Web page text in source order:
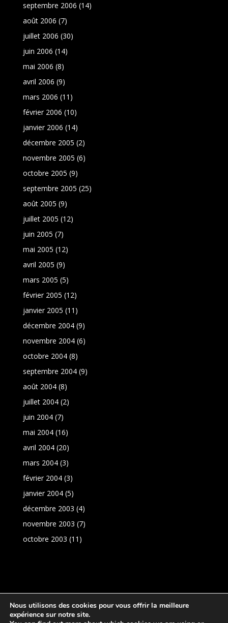
septembre 2006 (14)
août 2006 (7)
juillet 2006 (30)
juin 2006 (14)
mai 2006 (8)
avril 2006 (9)
mars 2006 (11)
février 2006 (10)
janvier 2006 (14)
décembre 2005 (2)
novembre 2005 (6)
octobre 2005 (9)
septembre 2005 (25)
août 2005 (9)
juillet 2005 (12)
juin 2005 (7)
mai 2005 (12)
avril 2005 (9)
mars 2005 (5)
février 2005 (12)
janvier 2005 (11)
décembre 2004(9)
novembre 2004(6)
octobre 2004(8)
septembre 2004(9)
août 2004(8)
juillet 2004(2)
juin 2004(7)
mai 2004(16)
avril 2004(20)
mars 2004(3)
février 2004(3)
janvier 2004(5)
décembre 2003 (4)
novembre 2003 (7)
octobre 2003 (11)
Nous utilisons des cookies pour vous offrir la meilleure
expérience sur notre site.